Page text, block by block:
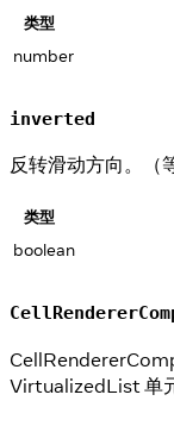
类型
number
inverted
反转滑动方向。（
类型
boolean
VirtualizedList 单